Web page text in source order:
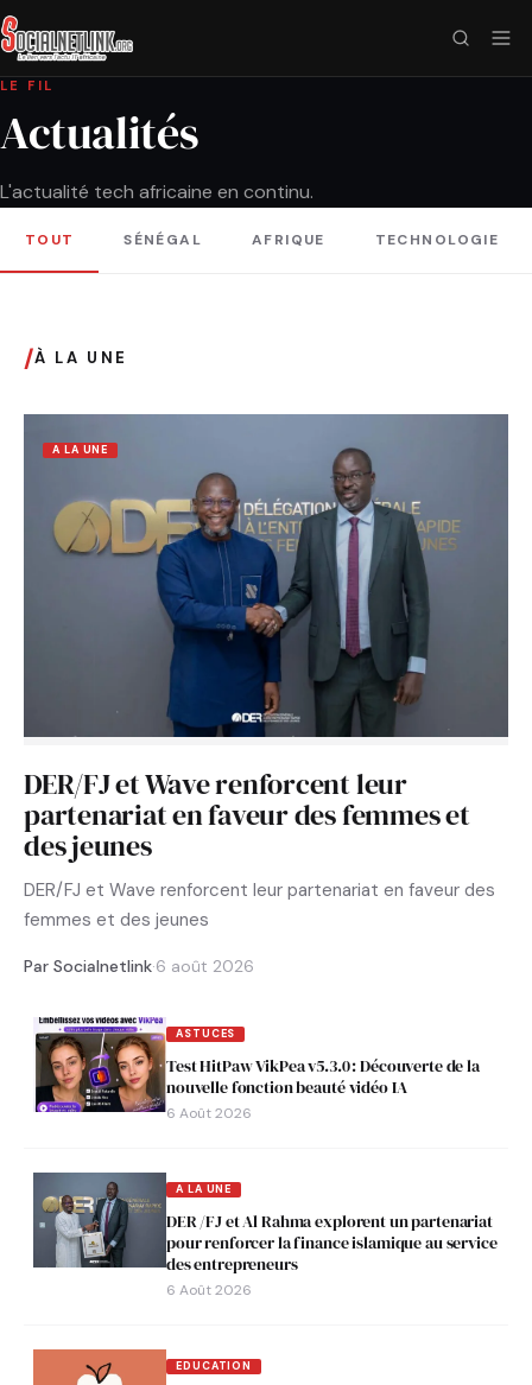
LE FIL
Actualités
L'actualité tech africaine en continu.
TOUT SÉNÉGAL AFRIQUE TECHNOLOGIE
/À LA UNE
A LA UNE
DER/FJ et Wave renforcent leur
partenariat en faveur des femmes et
des jeunes
DER/FJ et Wave renforcent leur partenariat en faveur des
femmes et des jeunes
Par Socialnetlink·6 août 2026
ASTUCES
Test HitPaw VikPea v5.3.0 : Découverte de la
nouvelle fonction beauté vidéo IA
6 Août 2026
A LA UNE
DER /FJ et Al Rahma explorent un partenariat
pour renforcer la finance islamique au service
des entrepreneurs
6 Août 2026
EDUCATION